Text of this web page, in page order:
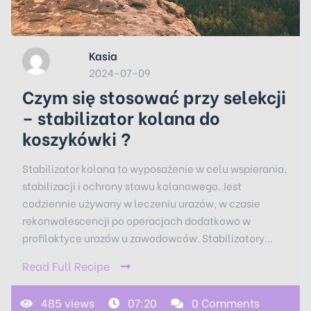
Kasia
2024-07-09
Czym się stosować przy selekcji
– stabilizator kolana do
koszykówki ?
Stabilizator kolana to wyposażenie w celu wspierania,
stabilizacji i ochrony stawu kolanowego. Jest
codziennie używany w leczeniu urazów, w czasie
rekonwalescencji po operacjach dodatkowo w
profilaktyce urazów u zawodowców. Stabilizatory…
Read Full Recipe
485 views 07:20 0 Comments